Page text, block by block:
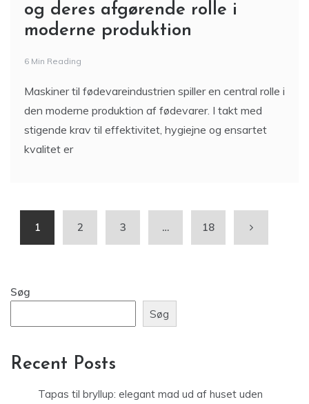
og deres afgørende rolle i
moderne produktion
6 Min Reading
Maskiner til fødevareindustrien spiller en central rolle i
den moderne produktion af fødevarer. I takt med
stigende krav til effektivitet, hygiejne og ensartet
kvalitet er
1 2 3 … 18
Søg
Søg
Recent Posts
Tapas til bryllup: elegant mad ud af huset uden